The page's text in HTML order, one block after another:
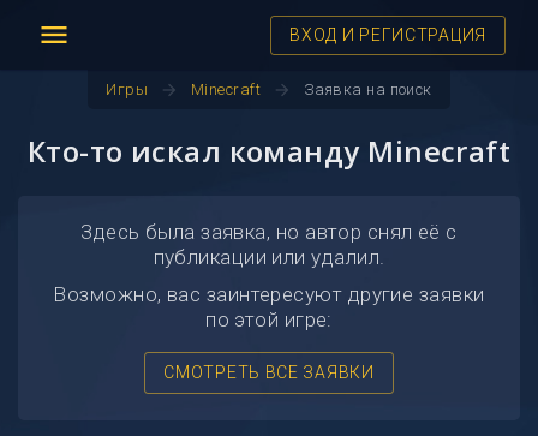
menu ВХОД И РЕГИСТРАЦИЯ
Игры arrow_forward Minecraft arrow_forward Заявка на поиск
Кто-то искал команду Minecraft
Здесь была заявка, но автор снял её с
публикации или удалил.
Возможно, вас заинтересуют другие заявки
по этой игре:
СМОТРЕТЬ ВСЕ ЗАЯВКИ